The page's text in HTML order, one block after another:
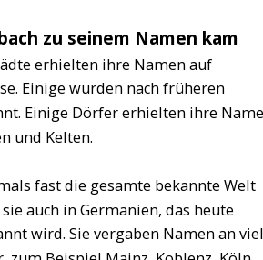
zu seinem Namen kam
erhielten ihre Namen auf
Einige wurden nach früheren
Einige Dörfer erhielten ihre
und Kelten.
fast die gesamte bekannte Welt
auch in Germanien, das heute
wird. Sie vergaben Namen an